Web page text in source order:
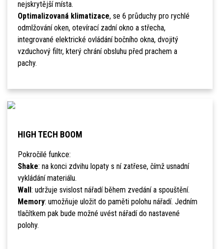
nejskrytější místa.
Optimalizovaná klimatizace, se 6 průduchy pro rychlé
odmlžování oken, otevírací zadní okno a střecha,
integrované elektrické ovládání bočního okna, dvojitý
vzduchový filtr, který chrání obsluhu před prachem a
pachy.
HIGH TECH BOOM
Pokročilé funkce:
Shake: na konci zdvihu lopaty s ní zatřese, čímž usnadní
vykládání materiálu.
Wall : udržuje svislost nářadí během zvedání a spouštění.
Memory: umožňuje uložit do paměti polohu nářadí. Jedním
tlačítkem pak bude možné uvést nářadí do nastavené
polohy.